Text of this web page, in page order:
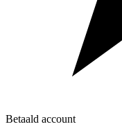
Betaald account